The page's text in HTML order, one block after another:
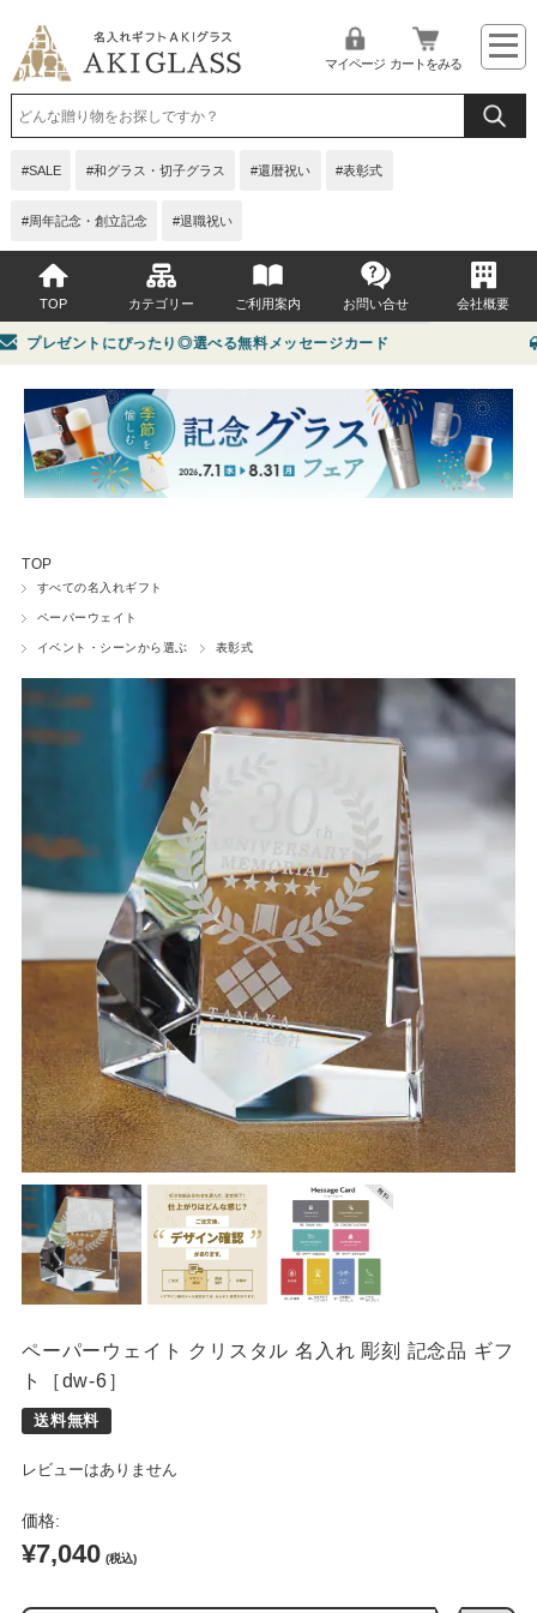
SALE 和グラス・切子グラス 還暦祝い 表彰式
周年記念・創立記念 退職祝い
マイページ カートをみる
TOP カテゴリー
イベント・シーンから選ぶ
贈る相手から選ぶ
価格から選ぶ
フォトフレーム
時計
ウェルカムボード
ペーパーウェイト
小物入れ
盾・トロフィー
マウスパッド
席札
ご利用案内 お問い合せ
よくある質問
会社概要
レゼントにぴったり◎選べる無料メッセージカード
TOP
すべての名入れギフト
ペーパーウェイト
イベント・シーンから選ぶ 表彰式
ペーパーウェイト クリスタル 名入れ 彫刻 記念品 ギフ
ト［dw-6］
レビューはありません
価格:
¥7,040 (税込)